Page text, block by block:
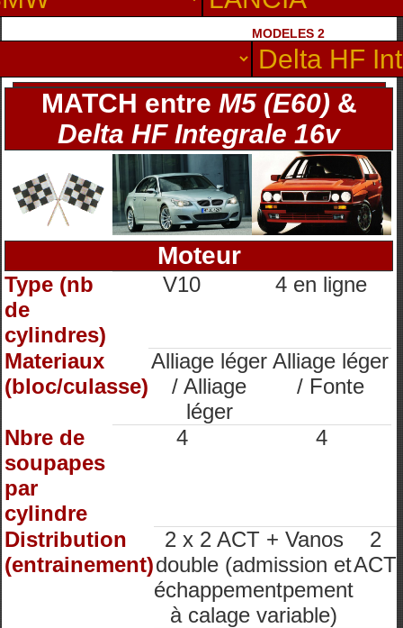
MODELES 2
MATCH entre M5 (E60) &
Delta HF Integrale 16v
Moteur
Type (nb
de
cylindres)
V10 4 en ligne
Materiaux
(bloc/culasse)
Alliage léger
/ Alliage
léger
Alliage léger
/ Fonte
Nbre de
soupapes
par
cylindre
4 4
Distribution
(entrainement)
2 x 2 ACT + Vanos
double (admission et
échappementpement
à calage variable)
2
ACT